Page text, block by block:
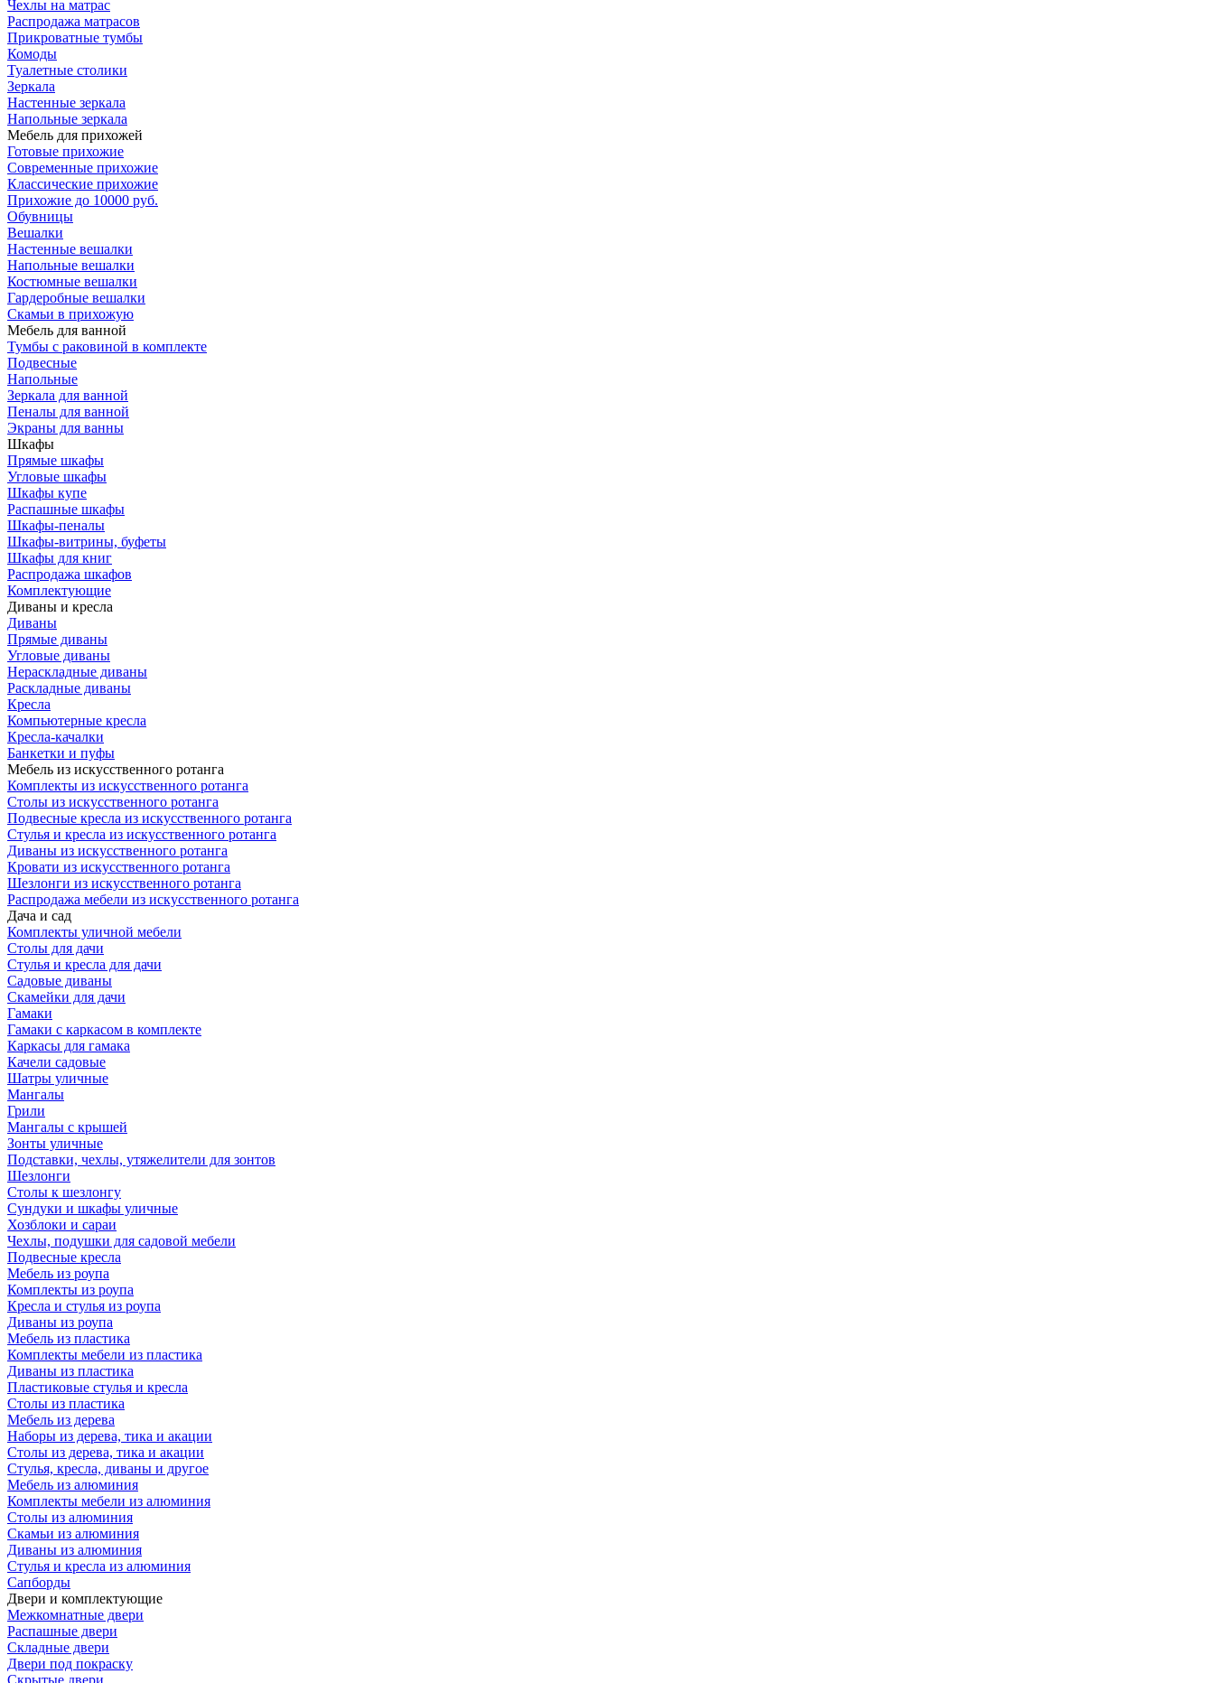
Чехлы на матрас
Распродажа матрасов
Прикроватные тумбы
Комоды
Туалетные столики
Зеркала
Настенные зеркала
Напольные зеркала
Мебель для прихожей
Готовые прихожие
Современные прихожие
Классические прихожие
Прихожие до 10000 руб.
Обувницы
Вешалки
Настенные вешалки
Напольные вешалки
Костюмные вешалки
Гардеробные вешалки
Скамьи в прихожую
Мебель для ванной
Тумбы c раковиной в комплекте
Подвесные
Напольные
Зеркала для ванной
Пеналы для ванной
Экраны для ванны
Шкафы
Прямые шкафы
Угловые шкафы
Шкафы купе
Распашные шкафы
Шкафы-пеналы
Шкафы-витрины, буфеты
Шкафы для книг
Распродажа шкафов
Комплектующие
Диваны и кресла
Диваны
Прямые диваны
Угловые диваны
Нераскладные диваны
Раскладные диваны
Кресла
Компьютерные кресла
Кресла-качалки
Банкетки и пуфы
Мебель из искусственного ротанга
Комплекты из искусственного ротанга
Столы из искусственного ротанга
Подвесные кресла из искусственного ротанга
Стулья и кресла из искусственного ротанга
Диваны из искусственного ротанга
Кровати из искусственного ротанга
Шезлонги из искусственного ротанга
Распродажа мебели из искусственного ротанга
Дача и сад
Комплекты уличной мебели
Столы для дачи
Стулья и кресла для дачи
Садовые диваны
Скамейки для дачи
Гамаки
Гамаки с каркасом в комплекте
Каркасы для гамака
Качели садовые
Шатры уличные
Мангалы
Грили
Мангалы с крышей
Зонты уличные
Подставки, чехлы, утяжелители для зонтов
Шезлонги
Столы к шезлонгу
Сундуки и шкафы уличные
Хозблоки и сараи
Чехлы, подушки для садовой мебели
Подвесные кресла
Мебель из роупа
Комплекты из роупа
Кресла и стулья из роупа
Диваны из роупа
Мебель из пластика
Комплекты мебели из пластика
Диваны из пластика
Пластиковые стулья и кресла
Столы из пластика
Мебель из дерева
Наборы из дерева, тика и акации
Столы из дерева, тика и акации
Стулья, кресла, диваны и другое
Мебель из алюминия
Комплекты мебели из алюминия
Столы из алюминия
Скамьи из алюминия
Диваны из алюминия
Стулья и кресла из алюминия
Сапборды
Двери и комплектующие
Межкомнатные двери
Распашные двери
Складные двери
Двери под покраску
Скрытые двери